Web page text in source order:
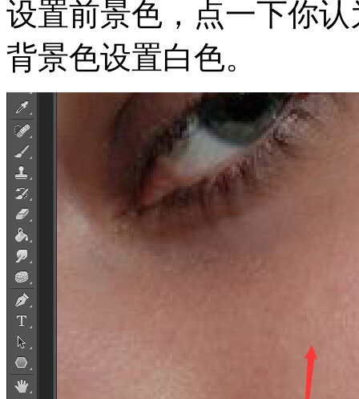
设置前景色，点一下你
背景色设置白色。